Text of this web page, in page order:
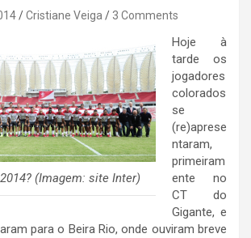
Cristiane Veiga 3 Comments
(Imagem: site Inter)
Hoje à
tarde os
jogadores
colorados
se
(re)aprese
ntaram,
primeiram
ente no
CT do
Gigante, e
para o Beira Rio, onde ouviram breve